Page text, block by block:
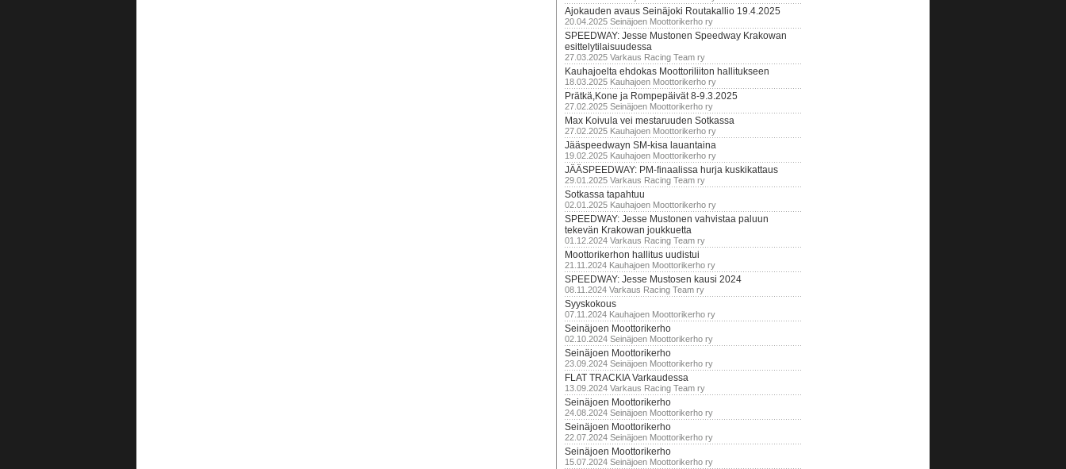
Ajokauden avaus Seinäjoki Routakallio 19.4.2025
20.04.2025 Seinäjoen Moottorikerho ry
SPEEDWAY: Jesse Mustonen Speedway Krakowan
esittelytilaisuudessa
27.03.2025 Varkaus Racing Team ry
Kauhajoelta ehdokas Moottoriliiton hallitukseen
18.03.2025 Kauhajoen Moottorikerho ry
Prätkä,Kone ja Rompepäivät 8-9.3.2025
27.02.2025 Seinäjoen Moottorikerho ry
Max Koivula vei mestaruuden Sotkassa
27.02.2025 Kauhajoen Moottorikerho ry
Jääspeedwayn SM-kisa lauantaina
19.02.2025 Kauhajoen Moottorikerho ry
JÄÄSPEEDWAY: PM-finaalissa hurja kuskikattaus
29.01.2025 Varkaus Racing Team ry
Sotkassa tapahtuu
02.01.2025 Kauhajoen Moottorikerho ry
SPEEDWAY: Jesse Mustonen vahvistaa paluun
tekevän Krakowan joukkuetta
01.12.2024 Varkaus Racing Team ry
Moottorikerhon hallitus uudistui
21.11.2024 Kauhajoen Moottorikerho ry
SPEEDWAY: Jesse Mustosen kausi 2024
08.11.2024 Varkaus Racing Team ry
Syyskokous
07.11.2024 Kauhajoen Moottorikerho ry
Seinäjoen Moottorikerho
02.10.2024 Seinäjoen Moottorikerho ry
Seinäjoen Moottorikerho
23.09.2024 Seinäjoen Moottorikerho ry
FLAT TRACKIA Varkaudessa
13.09.2024 Varkaus Racing Team ry
Seinäjoen Moottorikerho
24.08.2024 Seinäjoen Moottorikerho ry
Seinäjoen Moottorikerho
22.07.2024 Seinäjoen Moottorikerho ry
Seinäjoen Moottorikerho
15.07.2024 Seinäjoen Moottorikerho ry